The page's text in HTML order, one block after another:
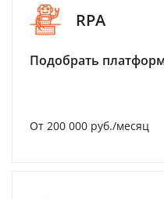
RPA
Подобрать
От 200 000 руб./месяц